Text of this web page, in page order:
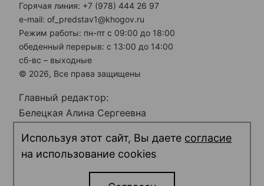
Горячая линия: +7 (978) 444 26 97
e-mail: of_predstav1@khogov.ru
Режим работы: пн-пт с 09:00 до 18:00
обеденный перерыв: с 13:00 до 14:00
сб-вс – выходные
© 2026, Все права защищены
Главный редактор:
Белецкая Алина Сергеевна
predstav_rk@khogov.ru
Телефон редакции: +7 (978) 698 12 80
Используя этот сайт, Вы даете согласие
на использование cookies